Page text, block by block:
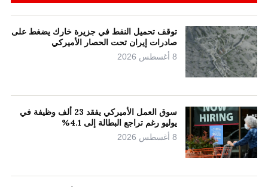
توقف تحميل النفط في جزيرة خارك يضغط على
صادرات إيران تحت الحصار الأميركي
8 أغسطس 2026
سوق العمل الأميركي يفقد 23 ألف وظيفة في
يوليو رغم تراجع البطالة إلى 4.1%
8 أغسطس 2026